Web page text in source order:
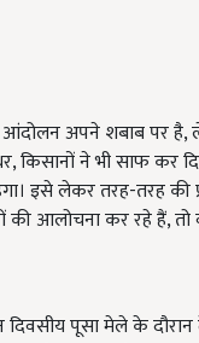
आंदोलन अपने शबाब पर
किसानों ने भी साफ कर
इसे लेकर तरह-तरह
आलोचना कर रहे हैं, तो
दिवसीय पूसा मेले के